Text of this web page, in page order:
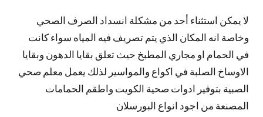
لا يمكن استثناء أحد من مشكلة انسداد الصرف الصحي
وخاصة انه المكان الذي يتم تصريف فيه المياه سواء كانت
في الحمام او مجاري المطبخ حيث تعلق بقايا الدهون وبقايا
الاوساخ الصلبة في اكواع والمواسير لذلك يعمل معلم صحي
الصبية بتوفير ادوات صحية الكويت واطقم الحمامات
المصنعة من اجود انواع البورسلان